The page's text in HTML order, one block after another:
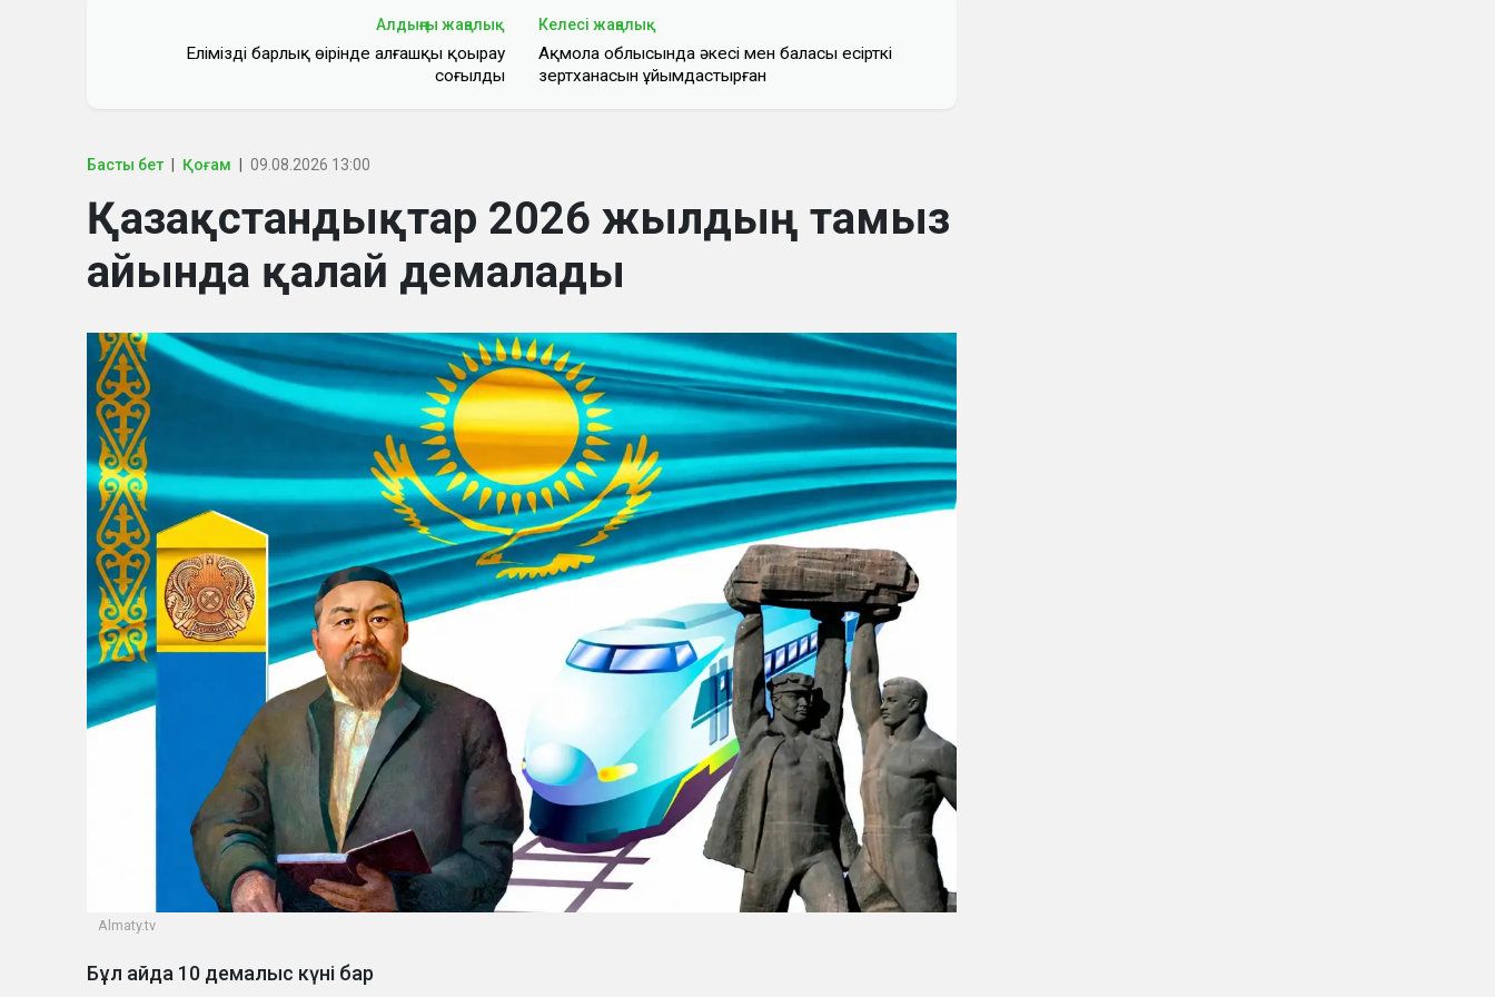
Алдыңғы жаңалық
Еліміздің барлық өңірінде алғашқы қоңырау
соғылды
Келесі жаңалық
Ақмола облысында әкесі мен баласы есірткі
зертханасын ұйымдастырған
Басты бет Қоғам 09.08.2026 13:00
Қазақстандықтар 2026 жылдың тамыз
айында қалай демалады
Almaty.tv
Бұл айда 10 демалыс күні бар